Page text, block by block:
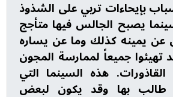
بإيحاءات تربي على الشذوذ
يصبح الجالس فيها متأجج
يمينه كذلك وما عن يساره
تهيئوا جميعاً لممارسة المجون
هذه السينما التي
بها وقد يكون لبعض